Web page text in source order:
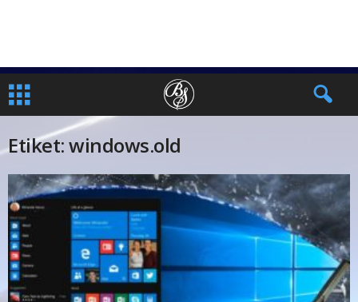
Etiket: windows.old